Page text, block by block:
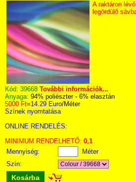
A raktáron
legördülő
Kód: 39668 További információk...
Anyaga: 94% poliészter - 6% elasztán
5000 Ft=14.29 Euro/Méter
Színek nyomtatása
ONLINE RENDELÉS:
MINIMUM RENDELHETŐ: 0,1
Mennyiség:
Méter
Szín:
Kosárba